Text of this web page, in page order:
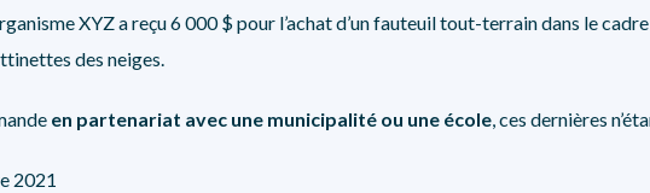
XYZ a reçu 6 000 $ pour l’achat d’un fauteuil tout-terrain dans le
des neiges.
en partenariat avec une municipalité ou une école, ces dernières
2021